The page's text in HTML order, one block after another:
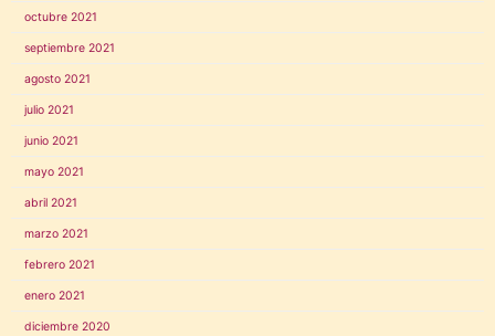
octubre 2021
septiembre 2021
agosto 2021
julio 2021
junio 2021
mayo 2021
abril 2021
marzo 2021
febrero 2021
enero 2021
diciembre 2020